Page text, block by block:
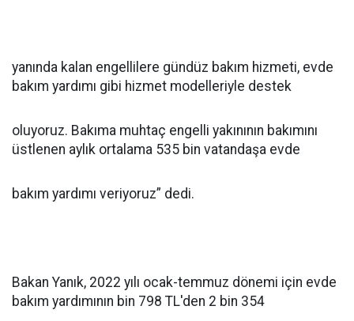
yanında kalan engellilere gündüz bakım hizmeti, evde
bakım yardımı gibi hizmet modelleriyle destek
oluyoruz. Bakıma muhtaç engelli yakınının bakımını
üstlenen aylık ortalama 535 bin vatandaşa evde
bakım yardımı veriyoruz” dedi.
Bakan Yanık, 2022 yılı ocak-temmuz dönemi için evde
bakım yardımının bin 798 TL'den 2 bin 354